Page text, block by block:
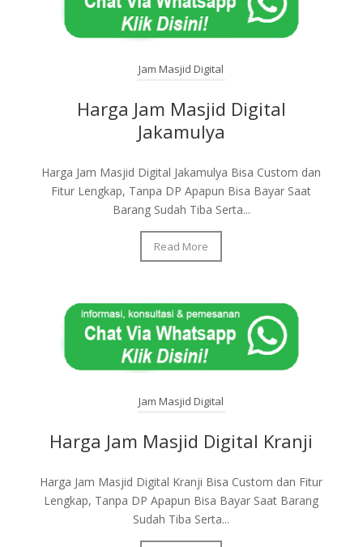
Jam Masjid Digital
Harga Jam Masjid Digital
Jakamulya
Harga Jam Masjid Digital Jakamulya Bisa Custom dan
Fitur Lengkap, Tanpa DP Apapun Bisa Bayar Saat
Barang Sudah Tiba Serta...
Read More
Jam Masjid Digital
Harga Jam Masjid Digital Kranji
Harga Jam Masjid Digital Kranji Bisa Custom dan Fitur
Lengkap, Tanpa DP Apapun Bisa Bayar Saat Barang
Sudah Tiba Serta...